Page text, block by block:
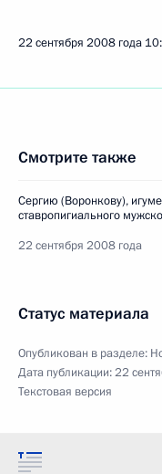
22 сентября 2008 года
Смотрите также
Сергию (Воронкову),
ставропигиального
22 сентября 2008 года
Статус материала
Опубликован в разделе:
Дата публикации:22
Текстовая версия